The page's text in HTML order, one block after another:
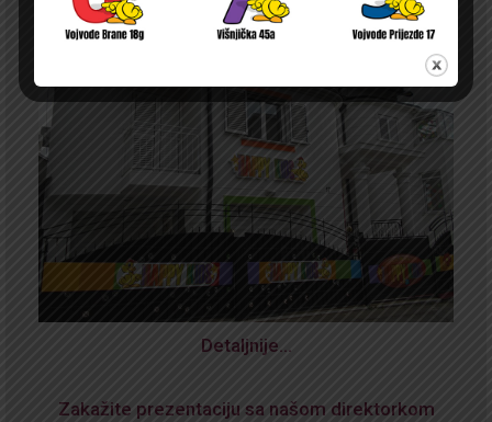
Detaljnije…
Zakažite prezentaciju sa našom direktorkom